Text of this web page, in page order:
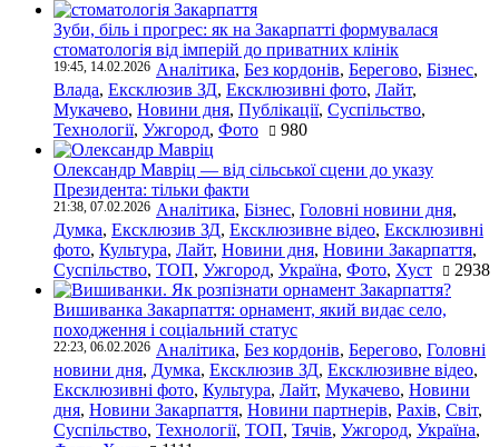
Зуби, біль і прогрес: як на Закарпатті формувалася
стоматологія від імперій до приватних клінік
19:45, 14.02.2026 Аналітика, Без кордонів, Берегово, Бізнес,
Влада, Ексклюзив ЗД, Ексклюзивні фото, Лайт,
Мукачево, Новини дня, Публікації, Суспільство,
Технології, Ужгород, Фото 980
Олександр Мавріц — від сільської сцени до указу
Президента: тільки факти
21:38, 07.02.2026 Аналітика, Бізнес, Головні новини дня,
Думка, Ексклюзив ЗД, Ексклюзивне відео, Ексклюзивні
фото, Культура, Лайт, Новини дня, Новини Закарпаття,
Суспільство, ТОП, Ужгород, Україна, Фото, Хуст 2938
Вишиванка Закарпаття: орнамент, який видає село,
походження і соціальний статус
22:23, 06.02.2026 Аналітика, Без кордонів, Берегово, Головні
новини дня, Думка, Ексклюзив ЗД, Ексклюзивне відео,
Ексклюзивні фото, Культура, Лайт, Мукачево, Новини
дня, Новини Закарпаття, Новини партнерів, Рахів, Світ,
Суспільство, Технології, ТОП, Тячів, Ужгород, Україна,